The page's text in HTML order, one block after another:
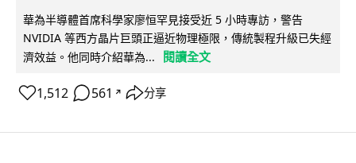
華為半導體首席科學家廖恒罕見接受近 5 小時專訪，警告
NVIDIA 等西方晶片巨頭正逼近物理極限，傳統製程升級已失經
濟效益。他同時介紹華為...
閱讀全文
1,512 561 ↗ 分享